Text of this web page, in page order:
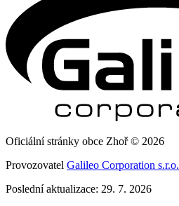
Oficiální stránky obce Zhoř © 2026
Provozovatel Galileo Corporation s.r.o.
Poslední aktualizace: 29. 7. 2026